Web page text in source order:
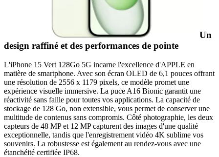
Un
design raffiné et des performances de pointe
L'iPhone 15 Vert 128Go 5G incarne l'excellence d'APPLE en
matière de smartphone. Avec son écran OLED de 6,1 pouces offrant
une résolution de 2556 x 1179 pixels, ce modèle promet une
expérience visuelle immersive. La puce A16 Bionic garantit une
réactivité sans faille pour toutes vos applications. La capacité de
stockage de 128 Go, non extensible, vous permet de conserver une
multitude de contenus sans compromis. Côté photographie, les deux
capteurs de 48 MP et 12 MP capturent des images d'une qualité
exceptionnelle, tandis que l'enregistrement vidéo 4K sublime vos
souvenirs. La robustesse est également au rendez-vous avec une
étanchéité certifiée IP68.